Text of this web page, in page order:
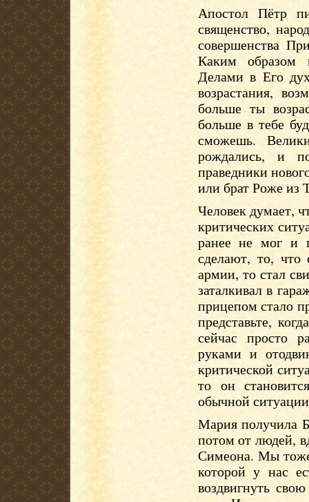
Апостол Пётр
священство,
совершенства
Каким образом
Делами в Его
возрастания,
больше ты
больше в тебе
сможешь.
рождались, и
праведники
или брат Роже из
Человек думает,
критических
ранее не мог и
сделают, то,
армии, то стал
заталкивал в
прицепом стало
представьте,
сейчас просто
руками и
критической
то он
обычной
Мария получила
потом от людей,
Симеона. Мы
которой у нас
воздвигнуть